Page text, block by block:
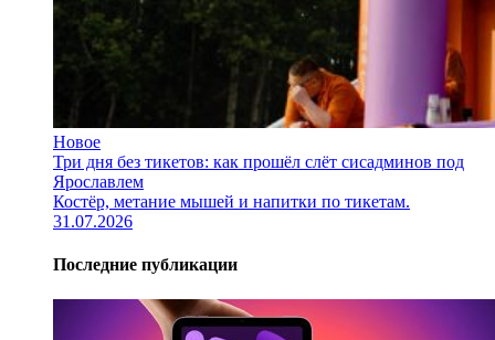
Новое
Три дня без тикетов: как прошёл слёт сисадминов под
Ярославлем
Костёр, метание мышей и напитки по тикетам.
31.07.2026
Последние публикации